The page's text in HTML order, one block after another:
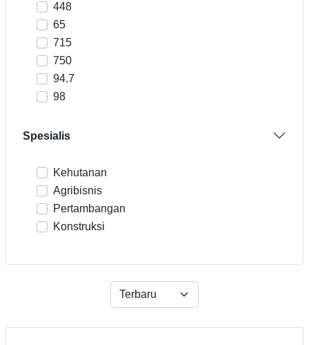
448
65
715
750
94.7
98
Spesialis
Kehutanan
Agribisnis
Pertambangan
Konstruksi